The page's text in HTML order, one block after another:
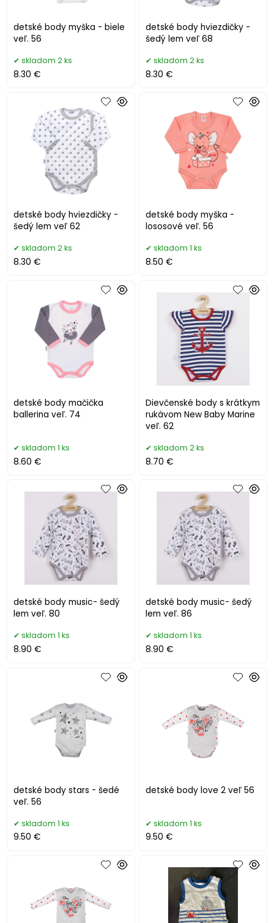
detské body myška - biele
veľ. 56
skladom 2 ks
8.30 €
detské body hviezdičky -
šedý lem veľ 68
skladom 2 ks
8.30 €
detské body hviezdičky -
šedý lem veľ 62
skladom 2 ks
8.30 €
detské body myška -
lososové veľ. 56
skladom 1 ks
8.50 €
detské body mačička
ballerina veľ. 74
skladom 1 ks
8.60 €
Dievčenské body s krátkym
rukávom New Baby Marine
veľ. 62
skladom 2 ks
8.70 €
detské body music- šedý
lem veľ. 80
skladom 1 ks
8.90 €
detské body music- šedý
lem veľ. 86
skladom 1 ks
8.90 €
detské body stars - šedé
veľ. 56
skladom 1 ks
9.50 €
detské body love 2 veľ 56
skladom 1 ks
9.50 €